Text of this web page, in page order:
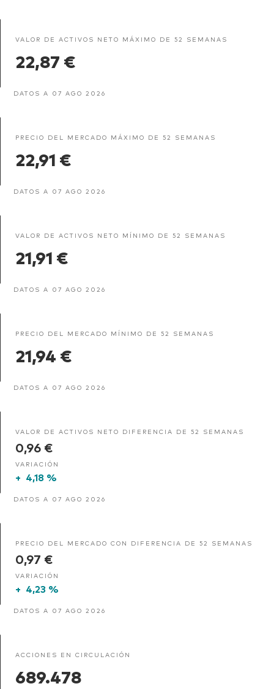
VALOR DE ACTIVOS NETO MÁXIMO DE 52 SEMANAS
22,87 €
DATOS A 07 AGO 2026
PRECIO DEL MERCADO MÁXIMO DE 52 SEMANAS
22,91 €
DATOS A 07 AGO 2026
VALOR DE ACTIVOS NETO MÍNIMO DE 52 SEMANAS
21,91 €
DATOS A 07 AGO 2026
PRECIO DEL MERCADO MÍNIMO DE 52 SEMANAS
21,94 €
DATOS A 07 AGO 2026
VALOR DE ACTIVOS NETO DIFERENCIA DE 52 SEMANAS
0,96 €
VARIACIÓN
+ 4,18 %
DATOS A 07 AGO 2026
PRECIO DEL MERCADO CON DIFERENCIA DE 52 SEMANAS
0,97 €
VARIACIÓN
+ 4,23 %
DATOS A 07 AGO 2026
ACCIONES EN CIRCULACIÓN
689.478